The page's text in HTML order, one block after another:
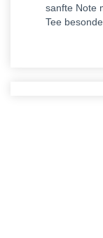
sanfte Note
Tee